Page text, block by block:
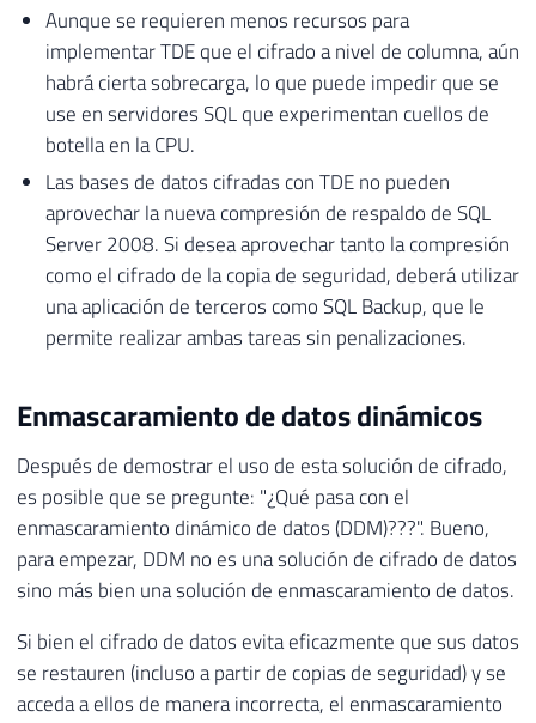
Aunque se requieren menos recursos para
implementar TDE que el cifrado a nivel de columna, aún
habrá cierta sobrecarga, lo que puede impedir que se
use en servidores SQL que experimentan cuellos de
botella en la CPU.
Las bases de datos cifradas con TDE no pueden
aprovechar la nueva compresión de respaldo de SQL
Server 2008. Si desea aprovechar tanto la compresión
como el cifrado de la copia de seguridad, deberá utilizar
una aplicación de terceros como SQL Backup, que le
permite realizar ambas tareas sin penalizaciones.
Enmascaramiento de datos dinámicos
Después de demostrar el uso de esta solución de cifrado,
es posible que se pregunte: "¿Qué pasa con el
enmascaramiento dinámico de datos (DDM)???". Bueno,
para empezar, DDM no es una solución de cifrado de datos
sino más bien una solución de enmascaramiento de datos.
Si bien el cifrado de datos evita eficazmente que sus datos
se restauren (incluso a partir de copias de seguridad) y se
acceda a ellos de manera incorrecta, el enmascaramiento